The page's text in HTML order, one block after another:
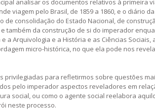
viagem pelo Brasil, de 1859 a 1860, e o diário
de consolidação do Estado Nacional, de
também da construção de si do imperador
a Arquivologia e a História e as Ciências
micro-histórica, no que ela pode nos
privilegiadas para refletirmos sobre questões
pelo imperador aspectos reveladores em
social, ou como o agente social reelabora
neste processo.